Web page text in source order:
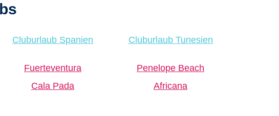
Cluburlaub Spanien
Fuerteventura
Cala Pada
Cluburlaub Tunesien
Penelope Beach
Africana